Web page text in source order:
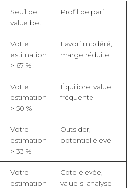
Seuil de
value bet
Profil de pari
Votre
estimation
> 67 %
Favori modéré,
marge réduite
Votre
estimation
> 50 %
Équilibre, value
fréquente
Votre
estimation
> 33 %
Outsider,
potentiel élevé
Votre
estimation
Cote élevée,
value si analyse